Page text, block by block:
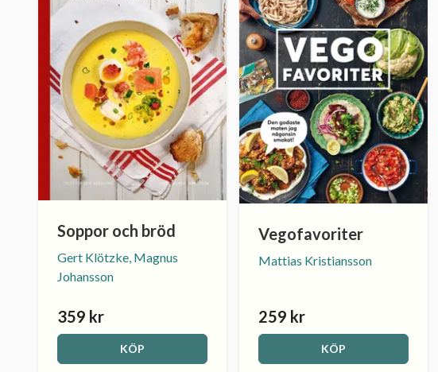
Soppor och bröd
Gert Klötzke, Magnus
Johansson
359 kr
KÖP
Vegofavoriter
Mattias Kristiansson
259 kr
KÖP